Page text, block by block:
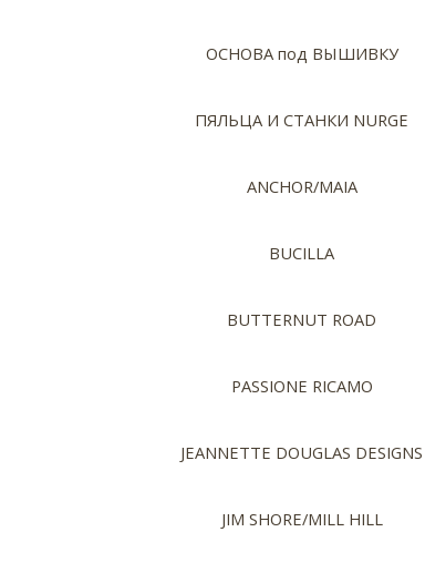
ОСНОВА под ВЫШИВКУ
ПЯЛЬЦА И СТАНКИ NURGE
ANCHOR/MAIA
BUCILLA
BUTTERNUT ROAD
PASSIONE RICAMO
JEANNETTE DOUGLAS DESIGNS
JIM SHORE/MILL HILL